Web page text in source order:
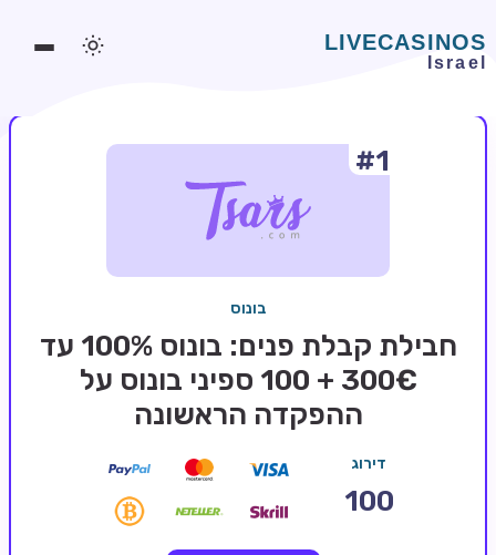
משחקים אונליין
בלאקג'ק אונליין
בונוסים בקזינו אונליין
#1
בונוס
חבילת קבלת פנים: בונוס 100% עד
300€ + 100 ספיני בונוס על
ההפקדה הראשונה
דירוג
100